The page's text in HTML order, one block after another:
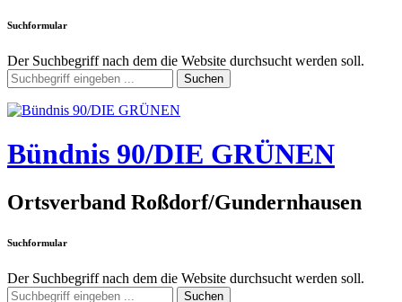
Suchformular
Der Suchbegriff nach dem die Website durchsucht werden soll.
Suchen
Bündnis 90/DIE GRÜNEN
Ortsverband Roßdorf/Gundernhausen
Suchformular
Der Suchbegriff nach dem die Website durchsucht werden soll.
Suchen